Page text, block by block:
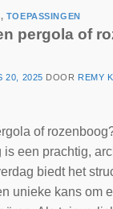
, TOEPASSINGEN
pergola of
20, 2025 DOOR REMY
of
is een prachtig,
biedt het
unieke kans om